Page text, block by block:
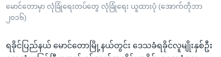
ကြည့်
ရန်
မောင်တောမှာ လုံခြုံရေးတပ်တွေ လုံခြုံရေး ယူထားပုံ (အောက်တိုဘာ
၂၀၁၆)
ရခိုင်ပြည်နယ် မောင်တောမြို့နယ်တွင်း ဒေသခံရခိုင်လူမျိုးနှစ်ဦး